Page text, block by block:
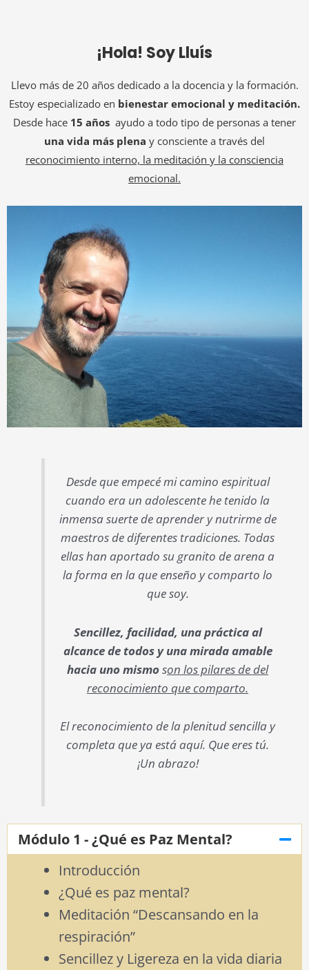
¡Hola! Soy Lluís
Llevo más de 20 años dedicado a la docencia y la formación.
Estoy especializado en bienestar emocional y meditación.
Desde hace 15 años ayudo a todo tipo de personas a tener
una vida más plena y consciente a través del
reconocimiento interno, la meditación y la consciencia
emocional.
Desde que empecé mi camino espiritual
cuando era un adolescente he tenido la
inmensa suerte de aprender y nutrirme de
maestros de diferentes tradiciones. Todas
ellas han aportado su granito de arena a
la forma en la que enseño y comparto lo
que soy.
Sencillez, facilidad, una práctica al
alcance de todos y una mirada amable
hacia uno mismoson los pilares de del
reconocimiento que comparto.
El reconocimiento de la plenitud sencilla y
completa que ya está aquí. Que eres tú.
¡Un abrazo!
Módulo 1 - ¿Qué es Paz Mental?
Introducción
¿Qué es paz mental?
Meditación “Descansando en la
respiración”
Sencillez y Ligereza en la vida diaria